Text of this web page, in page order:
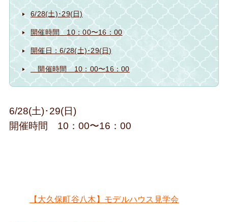
6/28(土)･29(日)
開催時間 10：00〜16：00
開催日：6/28(土)･29(日)
開催時間 10：00〜16：00
6/28(土)･29(日)
開催時間 10：00〜16：00
【大久保町谷八木】モデルハウス見学会